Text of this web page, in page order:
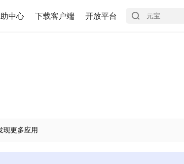
中心 下载客户端 开放平台
现更多应用